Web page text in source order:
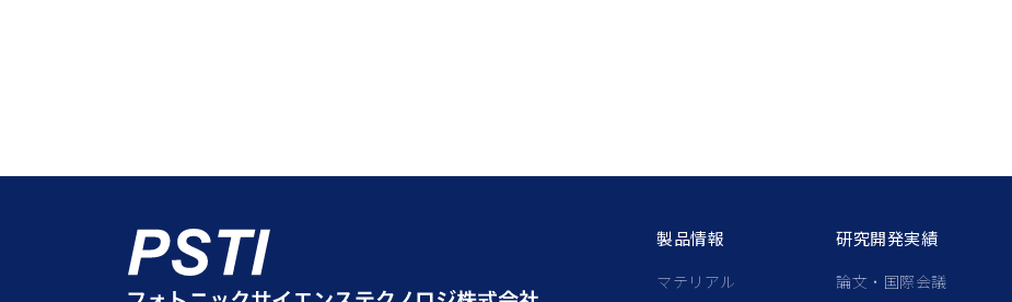
製品情報
マテリアル
研究開発実績
論文・国際会議